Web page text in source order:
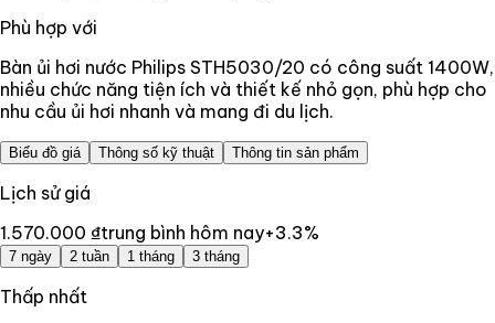
Phù hợp với
Bàn ủi hơi nước Philips STH5030/20 có công suất 1400W,
nhiều chức năng tiện ích và thiết kế nhỏ gọn, phù hợp cho
nhu cầu ủi hơi nhanh và mang đi du lịch.
Biểu đồ giá Thông số kỹ thuật Thông tin sản phẩm
Lịch sử giá
1.570.000 ₫trung bình hôm nay+3.3%
7 ngày 2 tuần 1 tháng 3 tháng
Thấp nhất